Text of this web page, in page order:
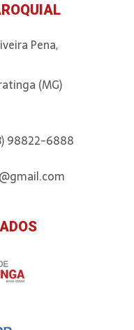
Pena,
(MG)
98822-6888